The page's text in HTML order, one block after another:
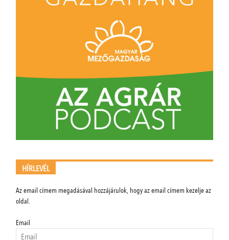
HÍRLEVÉL
Az email címem megadásával hozzájárulok, hogy az email címem kezelje az
oldal.
Email